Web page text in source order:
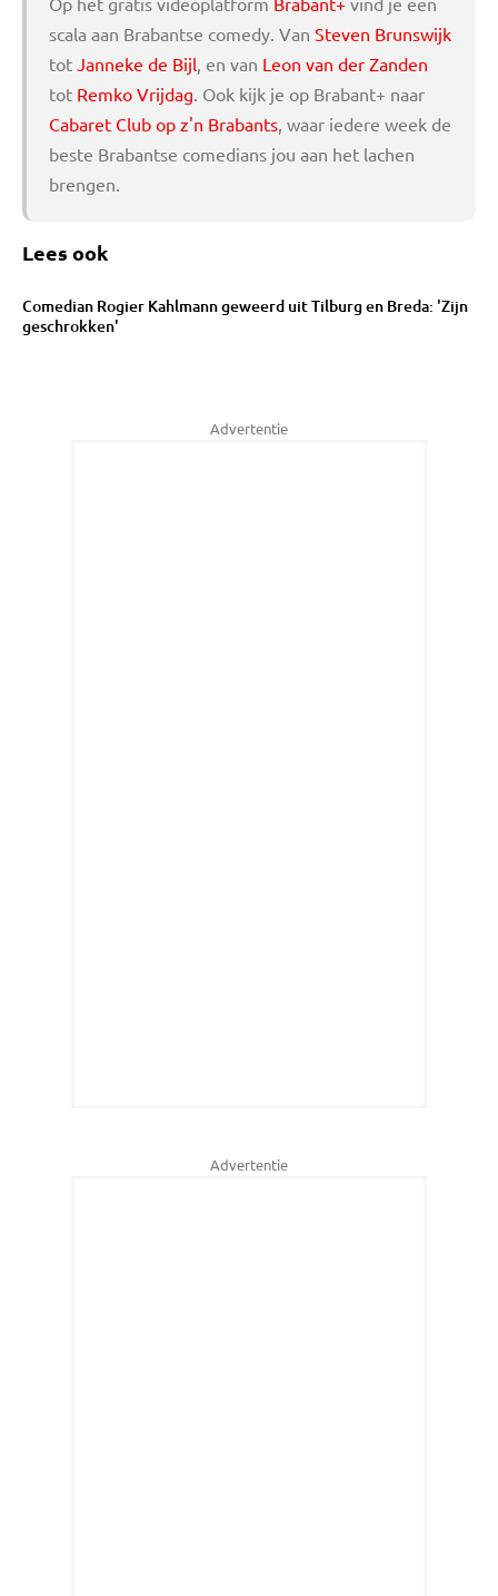
scala aan Brabantse comedy. Van Steven Brunswijk
tot Janneke de Bijl, en van Leon van der Zanden
tot Remko Vrijdag. Ook kijk je op Brabant+ naar
Cabaret Club op z'n Brabants, waar iedere week de
beste Brabantse comedians jou aan het lachen
brengen.
Lees ook
Comedian Rogier Kahlmann geweerd uit Tilburg en Breda: 'Zijn
geschrokken'
Advertentie
Advertentie